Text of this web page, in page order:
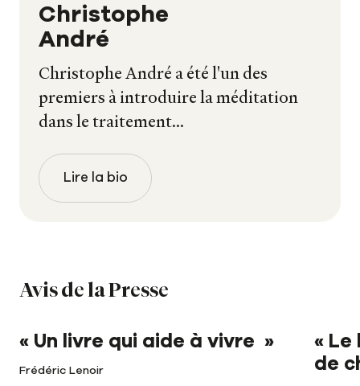
Christophe
André
Christophe André a été l'un des
premiers à introduire la méditation
dans le traitement...
Lire la bio
Avis de la Presse
« Un livre qui aide à vivre »
Frédéric Lenoir
« Le
de